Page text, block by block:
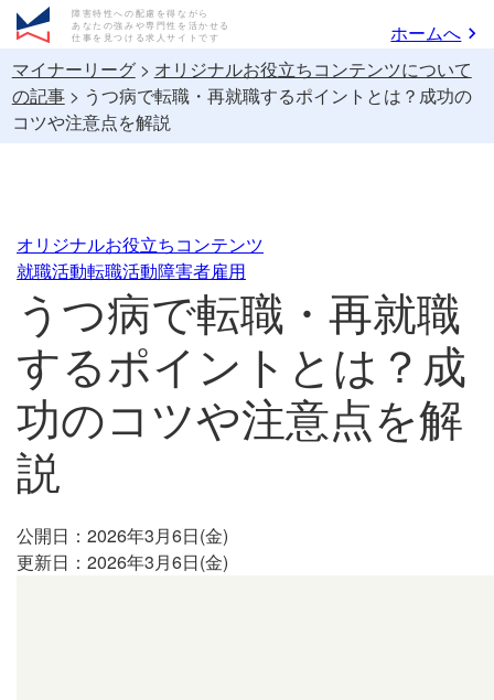
障害特性への配慮を得ながら
あなたの強みや専門性を活かせる
仕事を見つける求人サイトです
ホームへ
マイナーリーグ> オリジナルお役立ちコンテンツについて
の記事> うつ病で転職・再就職するポイントとは？成功の
コツや注意点を解説
オリジナルお役立ちコンテンツ
就職活動転職活動障害者雇用
うつ病で転職・再就職
するポイントとは？成
功のコツや注意点を解
説
公開日：2026年3月6日(金)
更新日：2026年3月6日(金)